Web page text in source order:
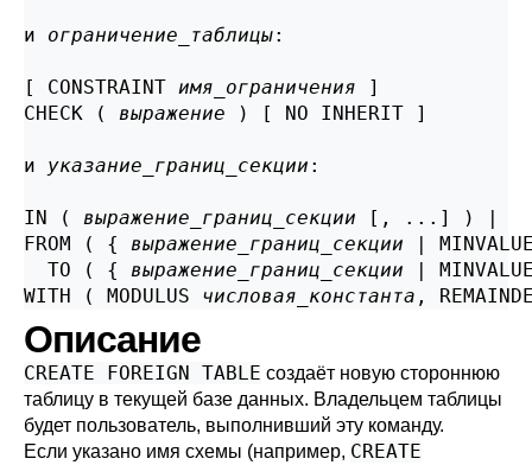
и ограничение_таблицы:
[ CONSTRAINT имя_ограничения ]
CHECK ( выражение ) [ NO INHERIT ]
и указание_границ_секции :
IN ( выражение_границ_секции [, ...] ) |
FROM ( { выражение_границ_секции |
  TO ( {
выражение_границ_секции |
WITH ( MODULUS числовая_константа ,
Описание
CREATE FOREIGN TABLE создаёт новую стороннюю
таблицу в текущей базе данных. Владельцем таблицы
будет пользователь, выполнивший эту команду.
Если указано имя схемы (например, CREATE